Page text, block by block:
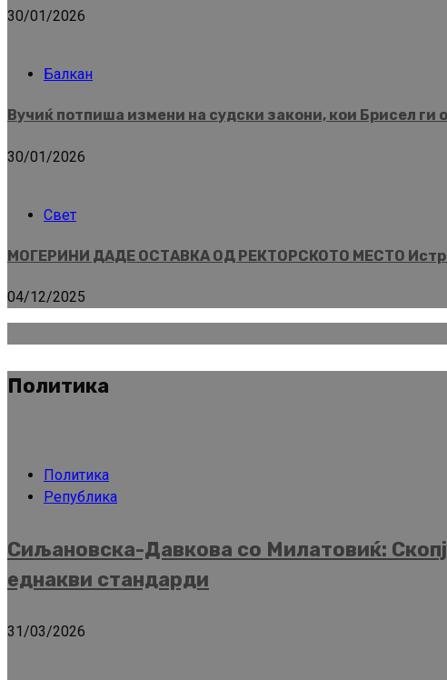
30/01/2026
Балкан
Вучиќ потпиша измени на судски закони, кои Брисел ги
30/01/2026
Свет
МОГЕРИНИ ДАДЕ ОСТАВКА ОД РЕКТОРСКОТО МЕСТО
04/12/2025
Политика
Политика
Република
Сиљановска-Давкова со Милатовиќ:
еднакви стандарди
31/03/2026